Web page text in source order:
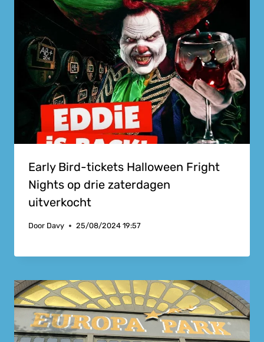
Early Bird-tickets Halloween Fright
Nights op drie zaterdagen
uitverkocht
Door Davy 25/08/2024 19:57